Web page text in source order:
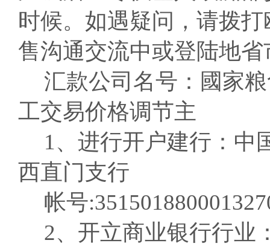
时候。如遇疑问，请拨
售沟通交流中或登陆地
汇款公司名号：國家
工交易价格调节主
1、进行开户建行：中
西直门支行
帐号
2、开立商业银行行业